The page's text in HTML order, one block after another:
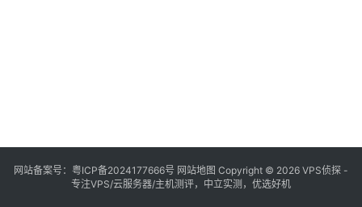
网站备案号： 粤ICP备2024177666号 网站地图 Copyright © 2026 VPS侦探 -
专注VPS/云服务器/主机测评，中立实测，优选好机